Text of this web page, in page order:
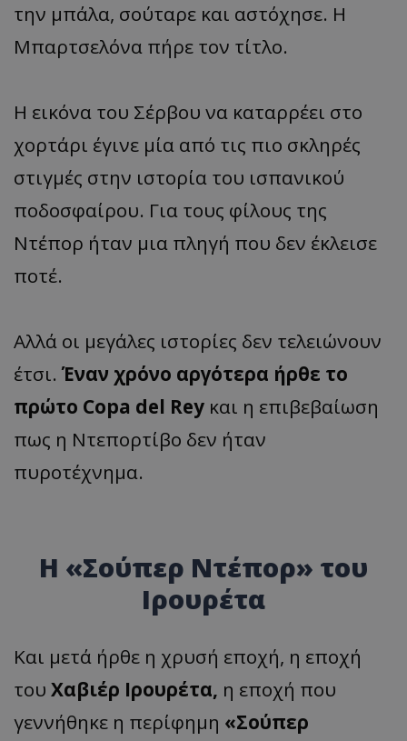
την μπάλα, σούταρε και αστόχησε. Η
Μπαρτσελόνα πήρε τον τίτλο.
Η εικόνα του Σέρβου να καταρρέει στο
χορτάρι έγινε μία από τις πιο σκληρές
στιγμές στην ιστορία του ισπανικού
ποδοσφαίρου. Για τους φίλους της
Ντέπορ ήταν μια πληγή που δεν έκλεισε
ποτέ.
Αλλά οι μεγάλες ιστορίες δεν τελειώνουν
έτσι. Έναν χρόνο αργότερα ήρθε το
πρώτο Copa del Rey και η επιβεβαίωση
πως η Ντεπορτίβο δεν ήταν
πυροτέχνημα.
Η «Σούπερ Ντέπορ» του
Ιρουρέτα
Και μετά ήρθε η χρυσή εποχή, η εποχή
του Χαβιέρ Ιρουρέτα, η εποχή που
γεννήθηκε η περίφημη «Σούπερ